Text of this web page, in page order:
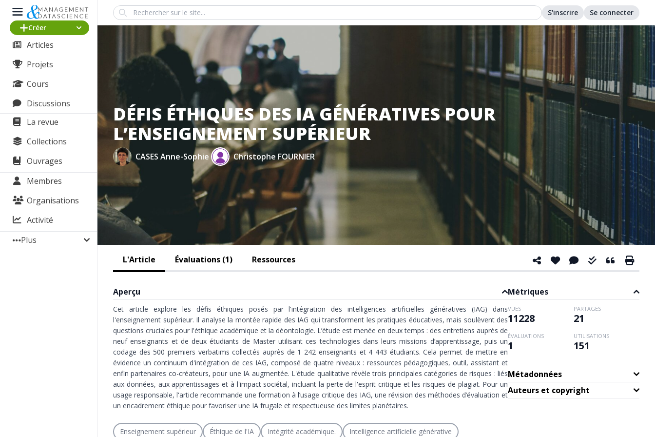
Créer
Articles
Projets
Cours
Discussions
La revue
Collections
Ouvrages
Membres
Organisations
Activité
Plus
Search S'inscrire Se connecter
DÉFIS ÉTHIQUES DES IA GÉNÉRATIVES POUR
L’ENSEIGNEMENT SUPÉRIEUR
CASES Anne-Sophie Christophe FOURNIER
L'Article Évaluations (1) Ressources
Aperçu
Cet article explore les défis éthiques posés par l'intégration des intelligences artificielles génératives (IAG) dans
l'enseignement supérieur. Il analyse la montée rapide des IAG qui transforment les pratiques éducatives, mais soulèvent des
questions cruciales pour l'éthique académique et la déontologie. L’étude est menée en deux temps : des entretiens auprès de
neuf enseignants et de deux étudiants de Master utilisant ces technologies dans leurs missions d’apprentissage, puis un
codage des 500 premiers verbatims collectés auprès de 1 242 enseignants et 4 443 étudiants. Cela permet de mettre en
évidence un continuum d'intégration de ces IAG, composé de quatre niveaux : ressources pédagogiques, outil, assistant et
enfin partenaires co-créateurs, pour une IA augmentée. L'étude qualitative révèle trois principales catégories de risques : liés
aux données, aux apprentissages et à l'impact sociétal, incluant la perte de l'esprit critique et les risques de plagiat. Pour un
usage responsable, l'article recommande une formation à l’usage critique des IAG, une révision des méthodes d’évaluation et
un encadrement éthique pour favoriser une IA frugale et respectueuse des limites planétaires.
Enseignement supérieur Éthique de l'IA Intégrité académique. Intelligence artificielle générative
Métriques
VUES
11228
PARTAGES
21
ÉVALUATIONS
1
UTILISATIONS
151
Métadonnées
Auteurs et copyright